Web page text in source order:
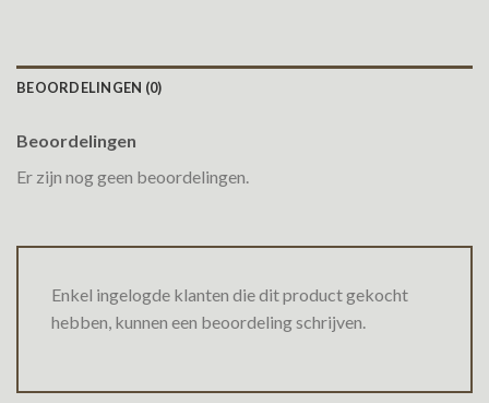
BEOORDELINGEN (0)
Beoordelingen
Er zijn nog geen beoordelingen.
Enkel ingelogde klanten die dit product gekocht
hebben, kunnen een beoordeling schrijven.